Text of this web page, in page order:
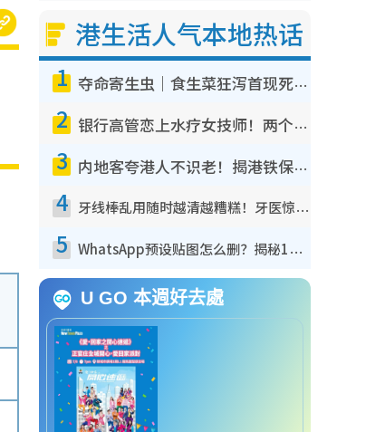
港生活人气本地热话
1 夺命寄生虫｜食生菜狂泻首现死者！疫潮恶化录1.8万宗病例 揭洗菜3大谬误
2 银行高管恋上水疗女技师！两个月借128万惊觉“沉船”沉落火海 揭背后疑似邪教操控卖淫
3 内地客夸港人不识老！揭港铁保鲜级冷气 港人求放过：别投诉
4 牙线棒乱用随时越清越糟糕！牙医惊揭盲目过户细菌恐致蛀牙：这种才是日常真保养
5 WhatsApp预设贴图怎么删？揭秘1招“反向操作”还原简洁界面 附3步实测教程
U GO 本週好去處